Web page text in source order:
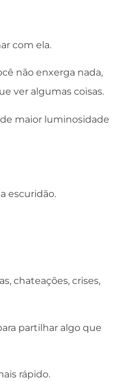
com ela.
não enxerga nada,
ver algumas coisas.
maior luminosidade
escuridão.
chateações, crises,
partilhar algo que
rápido.